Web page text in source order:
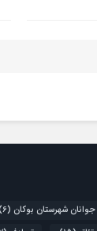
جوانان شهرستان بوکان (6)